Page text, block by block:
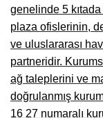
Niğde
Giresun Mobilya
genelinde 5
plaza ofislerinin,
ve uluslararası
partneridir.
ağ taleplerini ve
doğrulanmış
16 27 numaralı